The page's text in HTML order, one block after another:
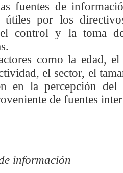
fuentes de
útiles por los
control y la toma
como la edad,
el sector, el
en la percepción
de fuentes
información